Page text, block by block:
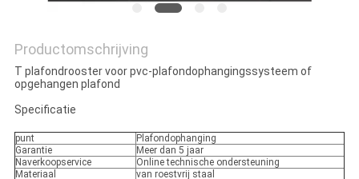
Productomschrijving
T plafondrooster voor pvc-plafondophangingssysteem of
opgehangen plafond
Specificatie
punt
Plafondophanging
Garantie
Meer dan 5 jaar
Naverkoopservice
Online technische ondersteuning
Materiaal
van roestvrij staal